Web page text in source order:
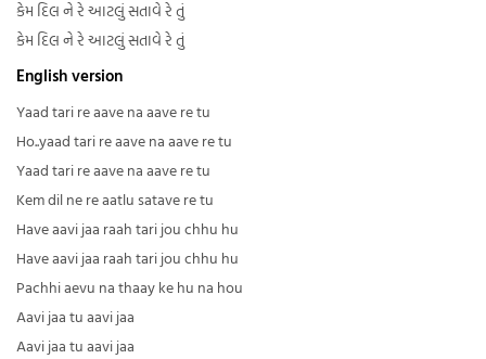
કેમ દિલ ને રે આટલું સતાવે રે તું
કેમ દિલ ને રે આટલું સતાવે રે તું
English version
Yaad tari re aave na aave re tu
Ho..yaad tari re aave na aave re tu
Yaad tari re aave na aave re tu
Kem dil ne re aatlu satave re tu
Have aavi jaa raah tari jou chhu hu
Have aavi jaa raah tari jou chhu hu
Pachhi aevu na thaay ke hu na hou
Aavi jaa tu aavi jaa
Aavi jaa tu aavi jaa